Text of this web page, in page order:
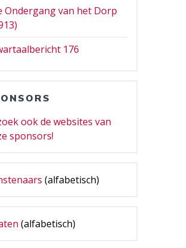
Ondergang van het Dorp
176
ook de websites van
sponsors!
(alfabetisch)
(alfabetisch)